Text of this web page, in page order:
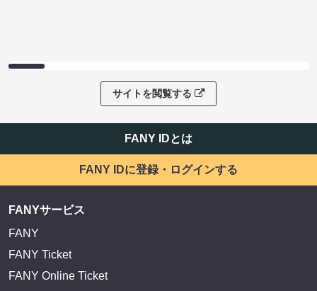
サイトを閲覧する
FANY IDとは
FANY IDに登録・ログインする
FANYサービス
FANY
FANY Ticket
FANY Online Ticket